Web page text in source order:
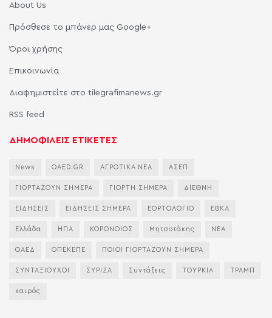
About Us
Πρόσθεσε το μπάνερ μας Google+
Όροι χρήσης
Επικοινωνία
Διαφημιστείτε στο tilegrafimanews.gr
RSS feed
ΔΗΜΟΦΙΛΕΙΣ ΕΤΙΚΕΤΕΣ
News OAED.GR ΑΓΡΟΤΙΚΑ ΝΕΑ ΑΣΕΠ
ΓΙΟΡΤΑΖΟΥΝ ΣΗΜΕΡΑ ΓΙΟΡΤΗ ΣΗΜΕΡΑ ΔΙΕΘΝΗ
ΕΙΔΗΣΕΙΣ ΕΙΔΗΣΕΙΣ ΣΗΜΕΡΑ ΕΟΡΤΟΛΟΓΙΟ ΕΦΚΑ
Ελλάδα ΗΠΑ ΚΟΡΟΝΟΙΟΣ Μητσοτάκης ΝΕΑ
ΟΑΕΔ ΟΠΕΚΕΠΕ ΠΟΙΟΙ ΓΙΟΡΤΑΖΟΥΝ ΣΗΜΕΡΑ
ΣΥΝΤΑΞΙΟΥΧΟΙ ΣΥΡΙΖΑ Συντάξεις ΤΟΥΡΚΙΑ ΤΡΑΜΠ
καιρός